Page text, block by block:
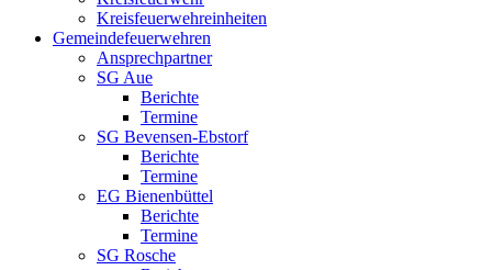
Kreisfeuerwehreinheiten
Gemeindefeuerwehren
Ansprechpartner
SG Aue
Berichte
Termine
SG Bevensen-Ebstorf
Berichte
Termine
EG Bienenbüttel
Berichte
Termine
SG Rosche